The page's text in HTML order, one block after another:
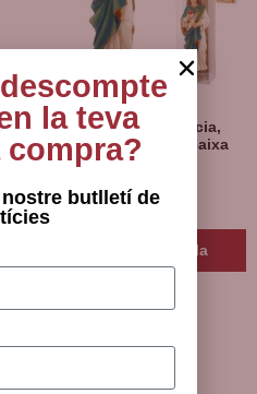
Figura de santa Llúcia,
patrona de la vista, caixa
plàstic, 11 cm
15€
Afegeix a la cistella
la teva
compra?
butlletí de